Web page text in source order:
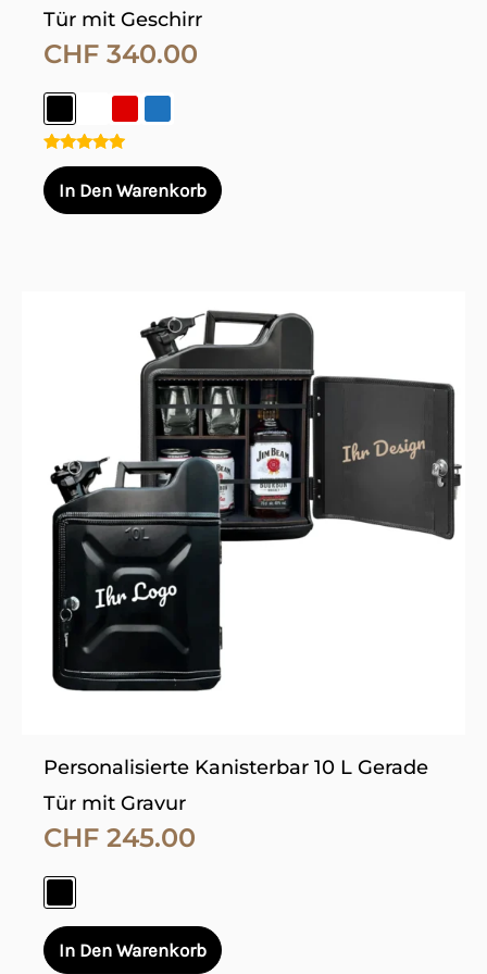
Tür mit Geschirr
CHF 340.00
Bewertet
mit
5.00
von 5
In Den Warenkorb
Personalisierte Kanisterbar 10 L Gerade
Tür mit Gravur
CHF 245.00
In Den Warenkorb
Dieses
Produkt
weist
mehrere
Varianten
auf.
Die
Optionen
der
Produktseite